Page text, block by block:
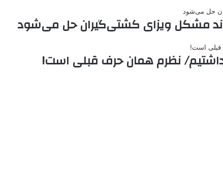
مشکل ویزای کشتی‌گیران حل می‌شود
داشتیم/ نظرم همان حرف قبلی است!